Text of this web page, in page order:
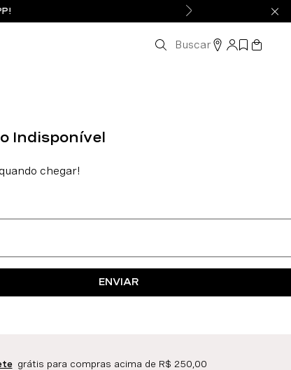
Buscar
ENVIAR
grátis para compras acima de R$ 250,00